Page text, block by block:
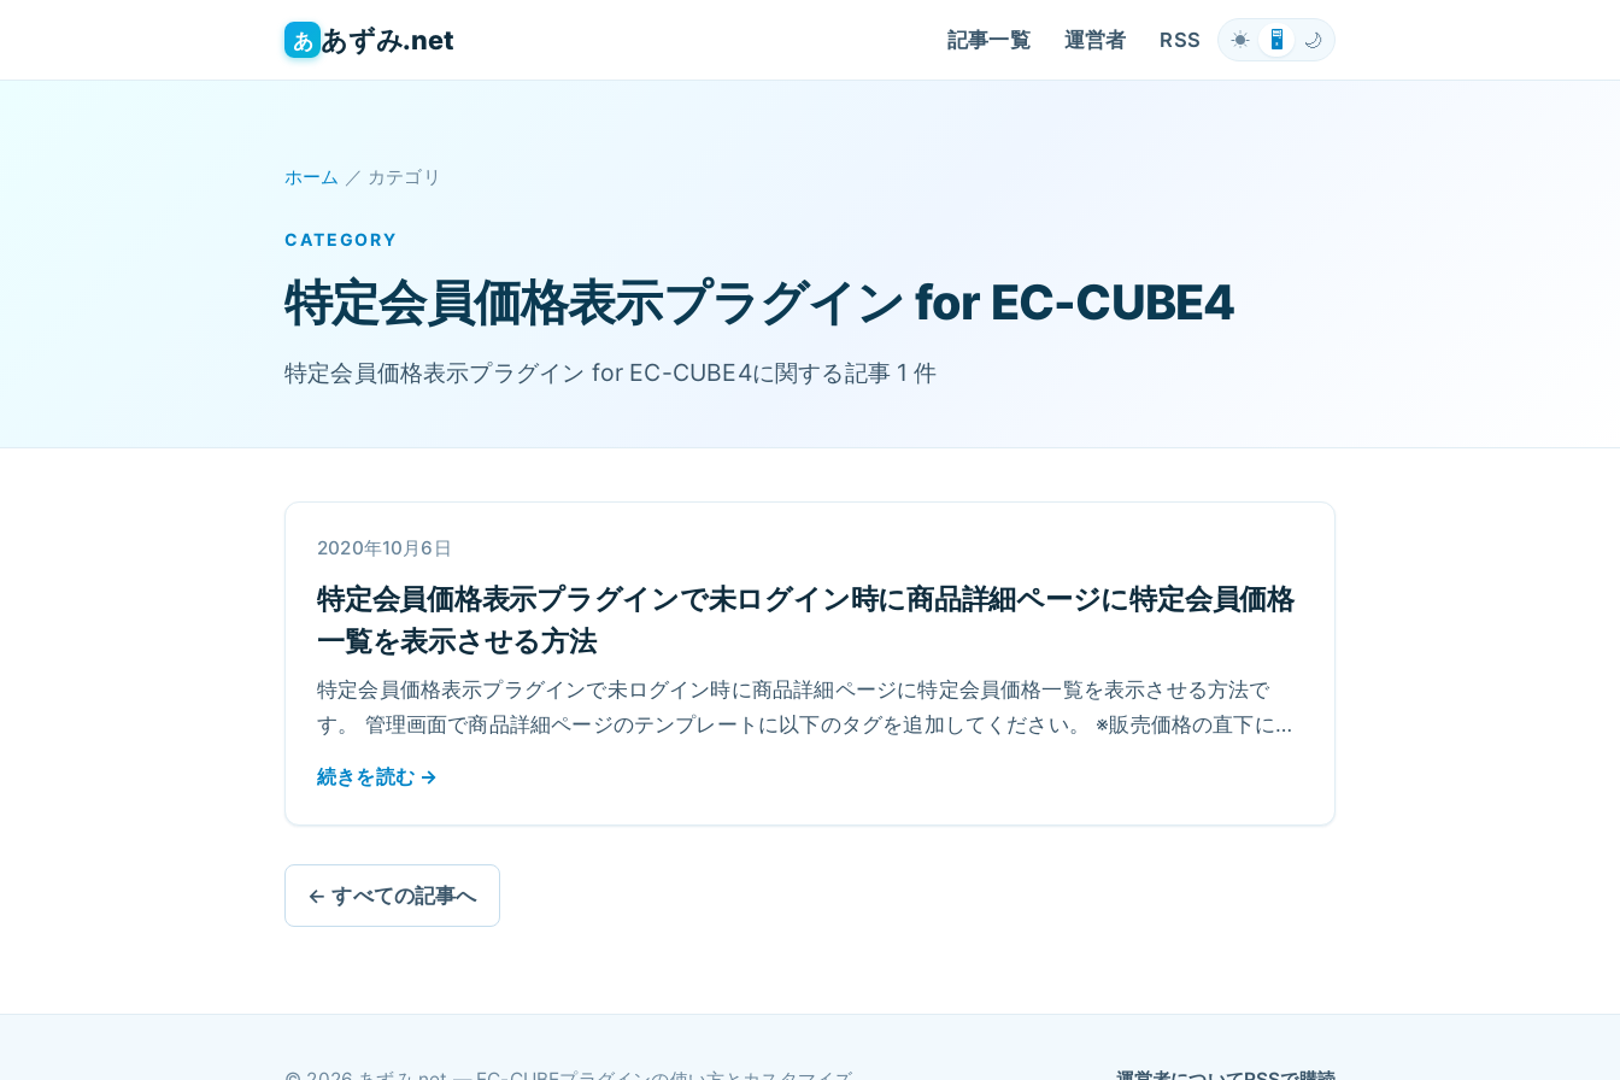
あ あずみ.net 記事一覧 運営者 RSS ☀ 🖥 🌙
ホーム ／ カテゴリ
CATEGORY
特定会員価格表示プラグイン for EC-CUBE4
特定会員価格表示プラグイン for EC-CUBE4に関する記事 1 件
2020年10月6日
特定会員価格表示プラグインで未ログイン時に商品詳細ページに特定会員価格
一覧を表示させる方法
特定会員価格表示プラグインで未ログイン時に商品詳細ページに特定会員価格一覧を表示させる方法で
す。 管理画面で商品詳細ページのテンプレートに以下のタグを追加してください。 ※販売価格の直下に追
続きを読む →
← すべての記事へ